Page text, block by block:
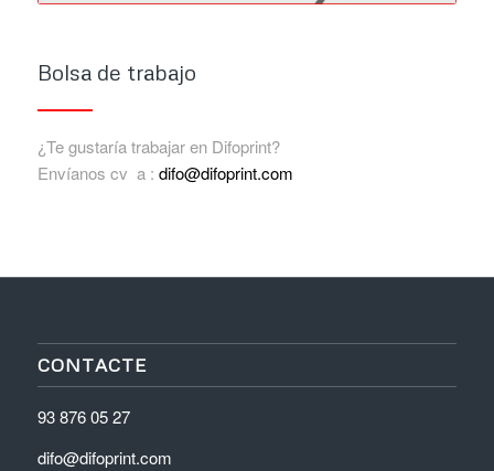
Bolsa de trabajo
¿Te gustaría trabajar en Difoprint?
Envíanos cv a : difo@difoprint.com
CONTACTE
93 876 05 27
difo@difoprint.com